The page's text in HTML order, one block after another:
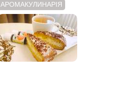
АРОМАКУЛИНАРІЯ